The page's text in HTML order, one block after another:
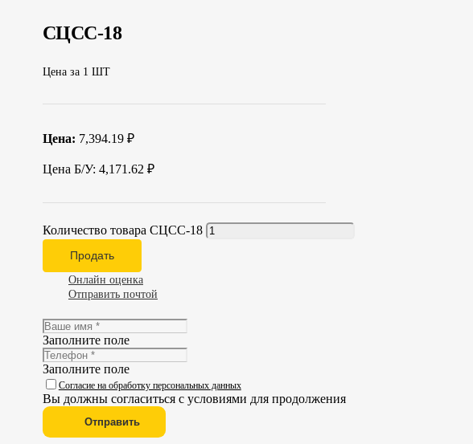
СЦСС-18
Цена за 1 ШТ
Цена: 7,394.19 ₽
Цена Б/У: 4,171.62 ₽
Количество товара СЦСС-18
Продать
Онлайн оценка
Отправить почтой
Заполните поле
Заполните поле
Согласие на обработку персональных данных
Вы должны согласиться с условиями для продолжения
Отправить